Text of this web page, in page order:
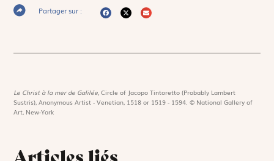
Partager sur :
Le Christ à la mer de Galilée,Circle of Jacopo Tintoretto (Probably Lambert
Sustris), Anonymous Artist - Venetian, 1518 or 1519 - 1594. © National Gallery of
Art, New-York